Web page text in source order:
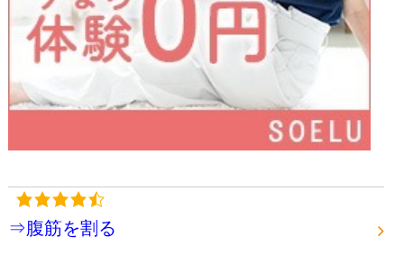
⇒腹筋を割る